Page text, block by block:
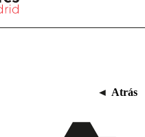
◄ Atrás